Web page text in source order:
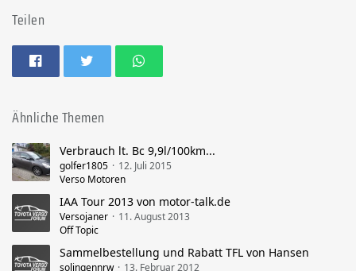
Teilen
Ähnliche Themen
Verbrauch lt. Bc 9,9l/100km...
golfer1805
12. Juli 2015
Verso Motoren
IAA Tour 2013 von motor-talk.de
Versojaner
11. August 2013
Off Topic
Sammelbestellung und Rabatt TFL von Hansen
solingennrw 13. Februar 2012